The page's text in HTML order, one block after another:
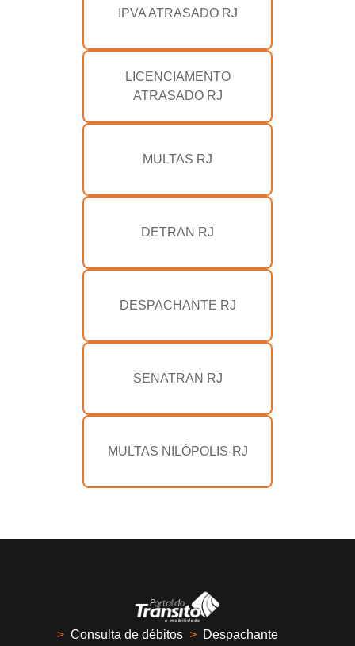
IPVA ATRASADO RJ
LICENCIAMENTO
ATRASADO RJ
MULTAS RJ
DETRAN RJ
DESPACHANTE RJ
SENATRAN RJ
MULTAS NILÓPOLIS-RJ
> Consulta de débitos > Despachante